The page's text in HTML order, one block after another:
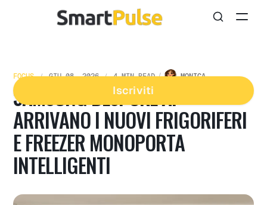
Iscriviti
FOCUS GIU 08, 2026 4 MIN READ MONICA
SAMSUNG BESPOKE AI:
ARRIVANO I NUOVI FRIGORIFERI
E FREEZER MONOPORTA
INTELLIGENTI